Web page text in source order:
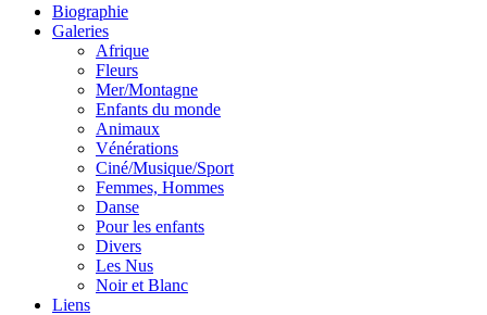
Biographie
Galeries
Afrique
Fleurs
Mer/Montagne
Enfants du monde
Animaux
Vénérations
Ciné/Musique/Sport
Femmes, Hommes
Danse
Pour les enfants
Divers
Les Nus
Noir et Blanc
Liens